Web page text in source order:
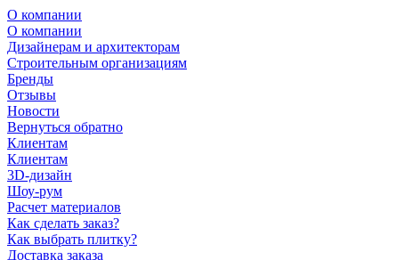
О компании
О компании
Дизайнерам и архитекторам
Строительным организациям
Бренды
Отзывы
Новости
Вернуться обратно
Клиентам
Клиентам
3D-дизайн
Шоу-рум
Расчет материалов
Как сделать заказ?
Как выбрать плитку?
Доставка заказа